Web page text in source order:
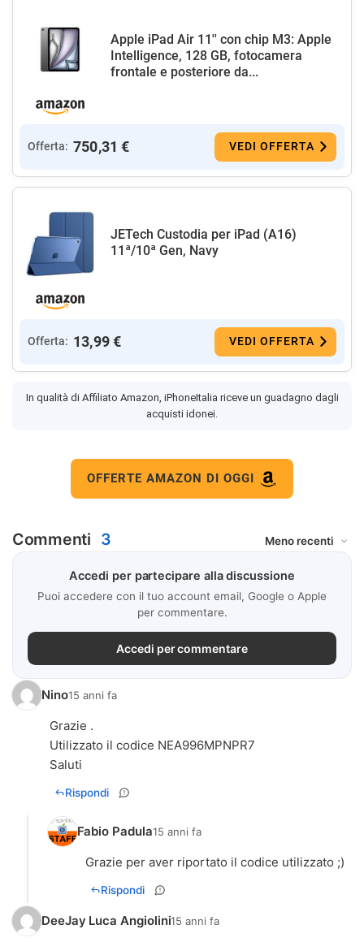
Apple iPad Air 11'' con chip M3: Apple
Intelligence, 128 GB, fotocamera
frontale e posteriore da...
Offerta: 750,31 € VEDI OFFERTA
JETech Custodia per iPad (A16)
11ª/10ª Gen, Navy
Offerta: 13,99 € VEDI OFFERTA
In qualità di Affiliato Amazon, iPhoneItalia riceve un guadagno dagli
acquisti idonei.
OFFERTE AMAZON DI OGGI
Commenti 3
Accedi per partecipare alla discussione
Puoi accedere con il tuo account email, Google o Apple
per commentare.
Accedi per commentare
Nino15 anni fa
Grazie .
Utilizzato il codice NEA996MPNPR7
Saluti
Rispondi
Fabio Padula15 anni fa
Grazie per aver riportato il codice utilizzato ;)
Rispondi
DeeJay Luca Angiolini15 anni fa